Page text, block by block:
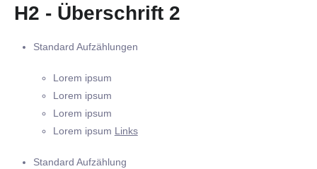
H2 - Überschrift 2
Standard Aufzählungen
Lorem ipsum
Lorem ipsum
Lorem ipsum
Lorem ipsum Links
Standard Aufzählung